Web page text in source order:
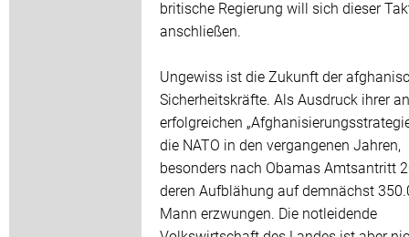
britische Regierung will sich dieser
anschließen.
Ungewiss ist die Zukunft der
Sicherheitskräfte. Als Ausdruck ihrer
erfolgreichen
die NATO in den vergangenen Jahren,
besonders nach Obamas Amtsantritt
deren Aufblähung auf demnächst
Mann erzwungen. Die notleidende